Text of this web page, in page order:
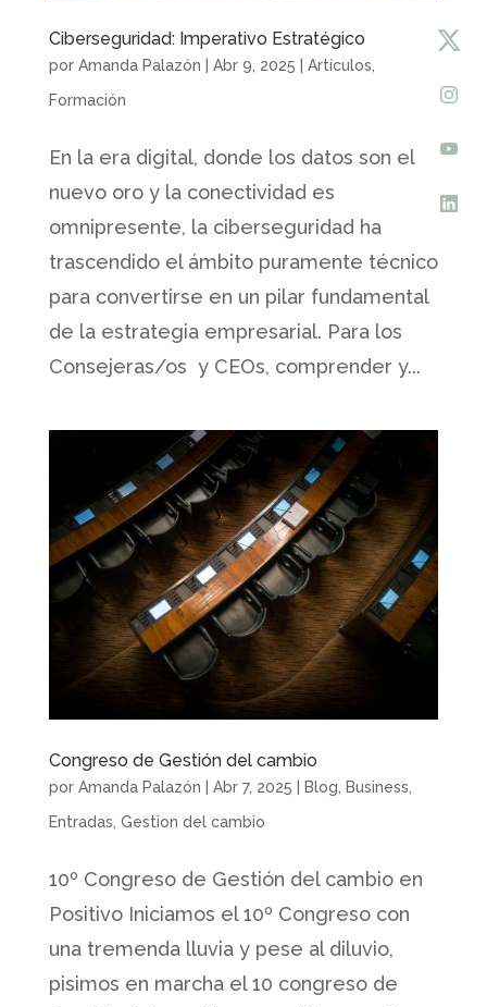
Ciberseguridad: Imperativo Estratégico
por Amanda Palazón Abr 9, 2025 Artículos
Formación
En la era digital, donde los datos son el
nuevo oro y la conectividad es
omnipresente, la ciberseguridad ha
trascendido el ámbito puramente técnico
para convertirse en un pilar fundamental
de la estrategia empresarial. Para los
Consejeras/os y CEOs, comprender y...
Congreso de Gestión del cambio
por Amanda Palazón Abr 7, 2025 Blog Business
Entradas Gestion del cambio
10º Congreso de Gestión del cambio en
Positivo Iniciamos el 10º Congreso con
una tremenda lluvia y pese al diluvio,
pisimos en marcha el 10 congreso de